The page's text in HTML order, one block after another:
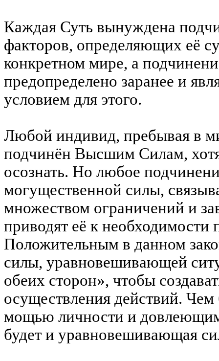
Каждая Суть вынуждена
факторов, определяющих её
конкретном мире, а
предопределено заранее и
условием для этого.
Любой индивид, пребывая в
подчинён Высшим Силам,
осознать. Но любое
могущественной силы,
множеством ограничений и
приводят её к необходимости
Положительным в данном
силы, уравновешивающей
обеих сторон», чтобы
осуществления действий.
мощью личности и
будет и уравновешивающая